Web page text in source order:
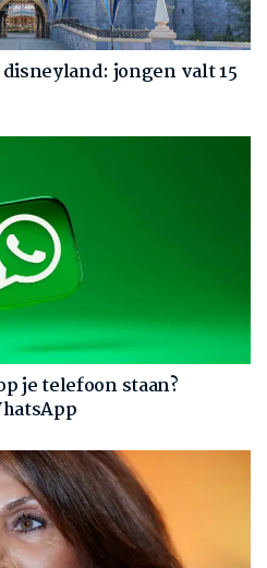
jongen valt 15
je telefoon staan?